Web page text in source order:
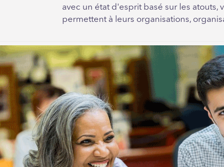
avec un état d'esprit basé sur les
permettent à leurs organisations,